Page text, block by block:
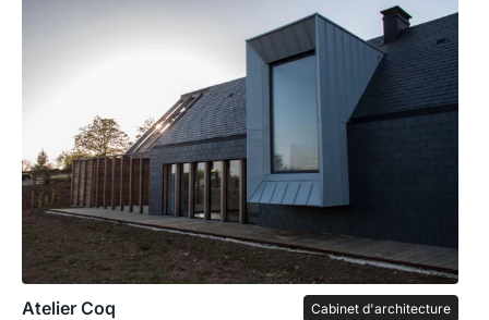
Atelier Coq
Cabinet d'architecture